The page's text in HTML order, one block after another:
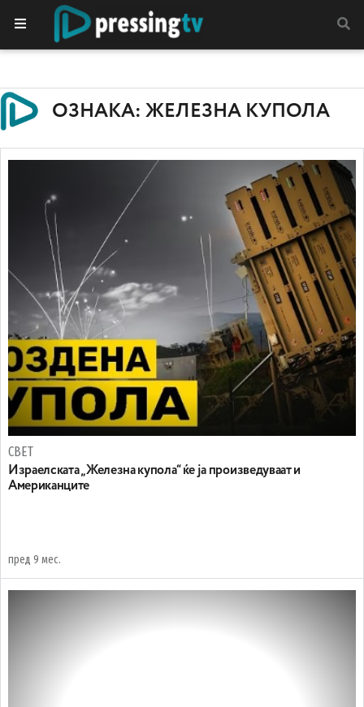
ОЗНАКА: ЖЕЛЕЗНА КУПОЛА
СВЕТ
Израелската „Железна купола“ ќе ја произведуваат и
Американците
пред 9 мес.